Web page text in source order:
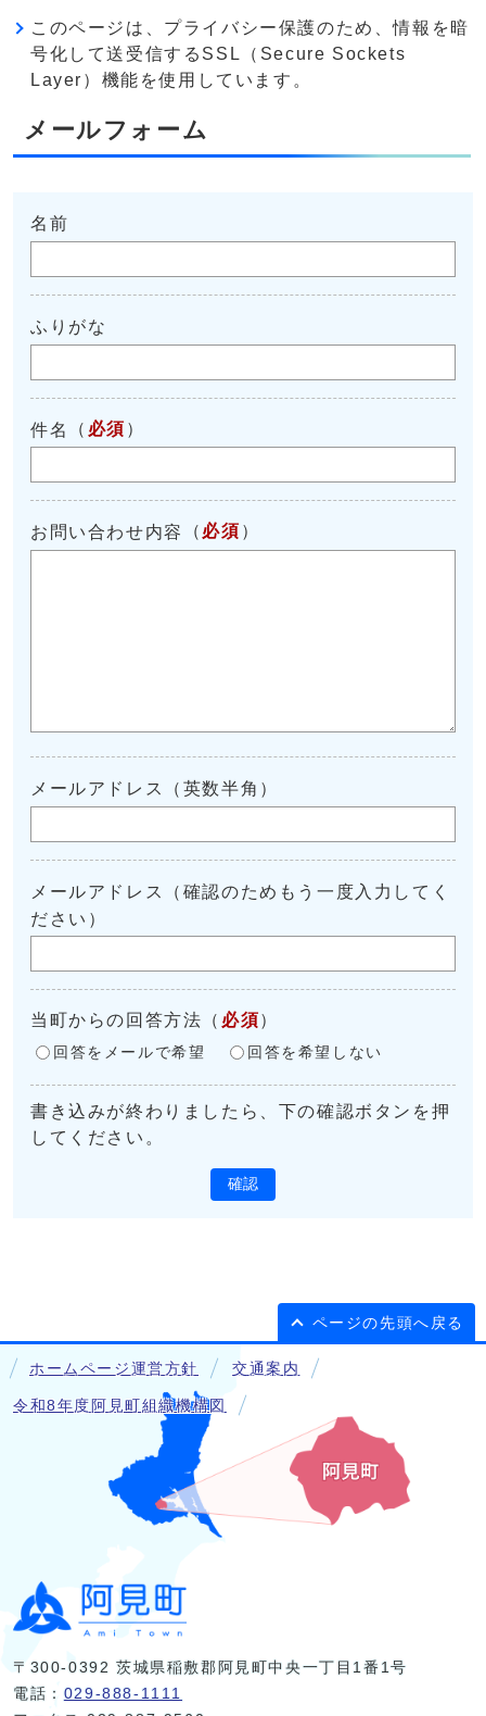
このページは、プライバシー保護のため、情報を暗
号化して送受信するSSL（Secure Sockets
Layer）機能を使用しています。
メールフォーム
名前
ふりがな
件名 （ 必須 ）
お問い合わせ内容 （ 必須 ）
メールアドレス（英数半角）
メールアドレス（確認のためもう一度入力してく
ださい）
当町からの回答方法 （ 必須 ）
回答をメールで希望 回答を希望しない
書き込みが終わりましたら、下の確認ボタンを押
してください。
確認
ページの先頭へ戻る
ホームページ運営方針 交通案内
令和8年度阿見町組織機構図
〒300-0392 茨城県稲敷郡阿見町中央一丁目1番1号
電話： 029-888-1111